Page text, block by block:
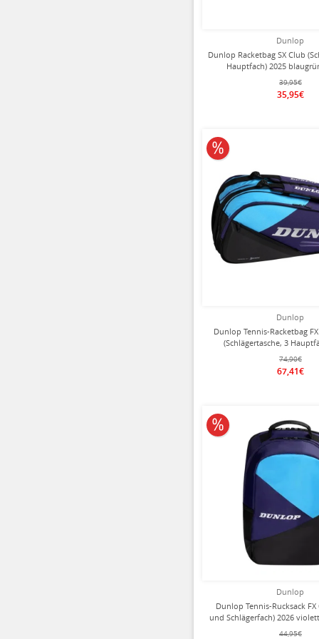
Dunlop
Dunlop Racketbag SX Club
Hauptfach) 2025
39,95€
35,95€
Dunlop
Dunlop Tennis-Racketbag
(Schlägertasche, 3
74,90€
67,41€
10% reduziert
Dunlop
Dunlop Tennis-Rucksack
und Schlägerfach) 2026
44,95€
10% reduziert